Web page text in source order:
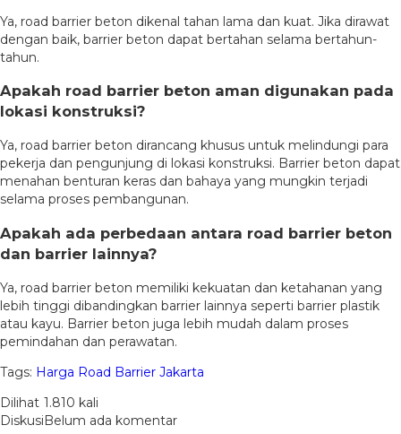
Ya, road barrier beton dikenal tahan lama dan kuat. Jika dirawat
dengan baik, barrier beton dapat bertahan selama bertahun-
tahun.
Apakah road barrier beton aman digunakan pada
lokasi konstruksi?
Ya, road barrier beton dirancang khusus untuk melindungi para
pekerja dan pengunjung di lokasi konstruksi. Barrier beton dapat
menahan benturan keras dan bahaya yang mungkin terjadi
selama proses pembangunan.
Apakah ada perbedaan antara road barrier beton
dan barrier lainnya?
Ya, road barrier beton memiliki kekuatan dan ketahanan yang
lebih tinggi dibandingkan barrier lainnya seperti barrier plastik
atau kayu. Barrier beton juga lebih mudah dalam proses
pemindahan dan perawatan.
Tags: Harga Road Barrier Jakarta
Dilihat 1.810 kali
DiskusiBelum ada komentar